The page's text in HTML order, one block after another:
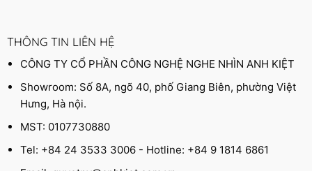
THÔNG TIN LIÊN HỆ
CÔNG TY CỔ PHẦN CÔNG NGHỆ NGHE NHÌN ANH KIỆT
Showroom: Số 8A, ngõ 40, phố Giang Biên, phường Việt
Hưng, Hà nội.
MST: 0107730880
Tel: +84 24 3533 3006 - Hotline: +84 9 1814 6861